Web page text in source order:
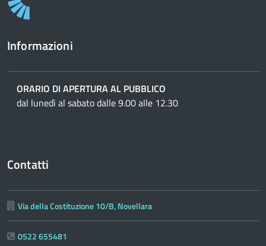
Informazioni
ORARIO DI APERTURA AL PUBBLICO
dal lunedì al sabato dalle 9.00 alle 12.30
Contatti
Via della Costituzione 10/B, Novellara
0522 655481